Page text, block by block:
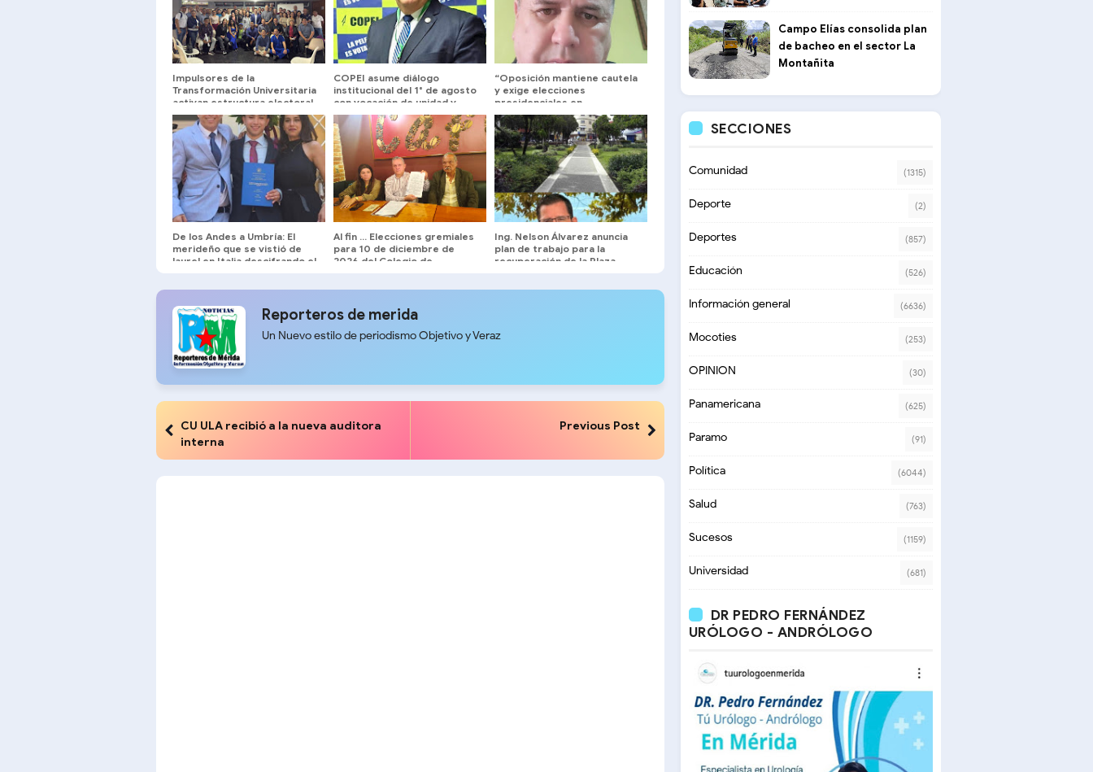
Impulsores de la
Transformación Universitaria
activan estructura electoral
en facultades y núcleos
COPEI asume diálogo
institucional del 1° de agosto
con vocación de unidad y
exigencia de resultados
concretos
“Oposición mantiene cautela
y exige elecciones
presidenciales en
eventuales negociaciones”
De los Andes a Umbría: El
merideño que se vistió de
laurel en Italia descifrando el
Al fin … Elecciones gremiales
para 10 de diciembre de
2026 del Colegio de
Ing. Nelson Álvarez anuncia
plan de trabajo para la
recuperación de la Plaza
Reporteros de merida
Un Nuevo estilo de periodismo Objetivo y Veraz
CU ULA recibió a la nueva auditora
interna
Previous Post
Campo Elías consolida plan
de bacheo en el sector La
Montañita
SECCIONES
Comunidad (1315)
Deporte (2)
Deportes (857)
Educación (526)
Información general (6636)
Mocoties (253)
OPINION (30)
Panamericana (625)
Paramo (91)
Política (6044)
Salud (763)
Sucesos (1159)
Universidad (681)
DR PEDRO FERNÁNDEZ
URÓLOGO - ANDRÓLOGO